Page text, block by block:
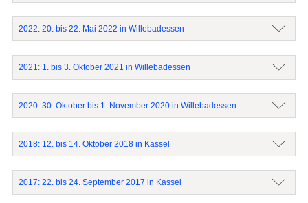
2022: 20. bis 22. Mai 2022 in Willebadessen
2021: 1. bis 3. Oktober 2021 in Willebadessen
2020: 30. Oktober bis 1. November 2020 in Willebadessen
2018: 12. bis 14. Oktober 2018 in Kassel
2017: 22. bis 24. September 2017 in Kassel